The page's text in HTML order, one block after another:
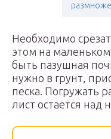
Необходимо
этом на
быть пазушная
нужно в грунт,
песка. Погружать
лист остается над